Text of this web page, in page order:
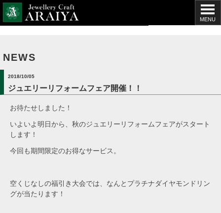
MENU
NEWS
2018/10/05
ジュエリーリフォームフェア開催！！
お待たせしました！
いよいよ明日から、秋のジュエリーリフォームフェアがスタート
します！
今回も期間限定のお得なサービス。
空くじなしの福引き大会では、なんとプラチナダイヤモンドリン
グが当たります！